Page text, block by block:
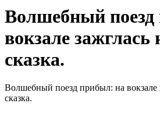
Волшебный
вокзале зажглась
сказка.
Волшебный поезд прибыл: на вокзале
сказка.